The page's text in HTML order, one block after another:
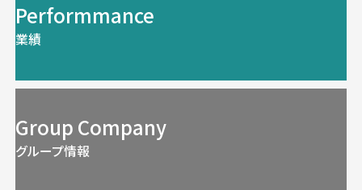
Performmance
業績
Group Company
グループ情報